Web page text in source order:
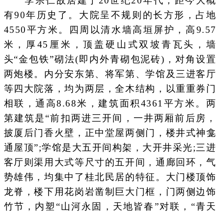
有90年历史了。大院呈不规则的长方形，占地
4550平方米。四周以清水墙高垣屏护，高9.57
米，厚45厘米，顶盖硬山式双坡青瓦头，墙
头“金包铁”砌法(即内外青砌包泥砖)，对角设置
两炮楼。内分安东第、将军第、学馆及三进客厅
等四大院落，均为两层，全木结构，以重重券门
相联，通高8.68米，建筑面积4361平方米。两
第建筑是“前扣两进三开间，一井两厢前后房，
披厦后门香火壁，正中堂屋两侧门，楼井式神龛
通屋顶”;学馆是大五开间构架，大开井采光;三进
客厅则渠用大式等尺寸的五开间，通廊回环，气
势雄伟，均集中了桂北民居的特征。大门楼顶饰
龙脊，楼下用花岗岩凿制巨大门框，门两侧边饰
竹节，内塑“山河永固，天地皆春”对联，“青天